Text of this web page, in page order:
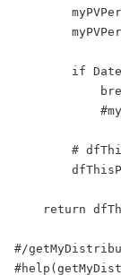
if
#
return
#/